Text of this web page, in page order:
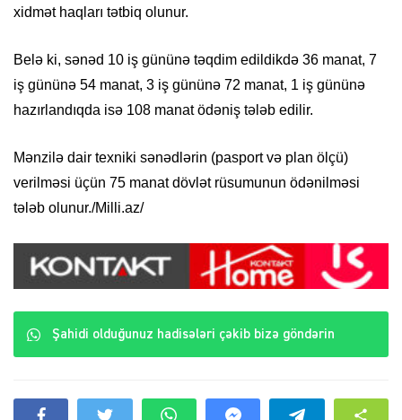
xidmət haqları tətbiq olunur.
Belə ki, sənəd 10 iş gününə təqdim edildikdə 36 manat, 7
iş gününə 54 manat, 3 iş gününə 72 manat, 1 iş gününə
hazırlandıqda isə 108 manat ödəniş tələb edilir.
Mənzilə dair texniki sənədlərin (pasport və plan ölçü)
verilməsi üçün 75 manat dövlət rüsumunun ödənilməsi
tələb olunur./Milli.az/
Şahidi olduğunuz hadisələri çəkib bizə göndərin